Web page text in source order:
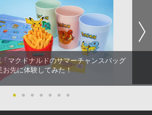
マクドナルドのサマーチャンスバッグ
お先に体験してみた！
● ● ● ● ● ● ●